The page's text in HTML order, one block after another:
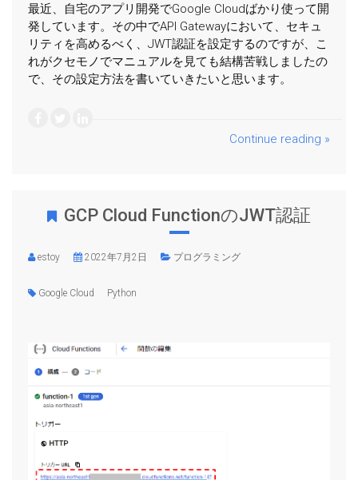
最近、自宅のアプリ開発でGoogle Cloudばかり使って開
発しています。その中でAPI Gatewayにおいて、セキュ
リティを高めるべく、JWT認証を設定するのですが、こ
れがクセモノでマニュアルを見ても結構苦戦しましたの
で、その設定方法を書いていきたいと思います。
Continue reading »
GCP Cloud FunctionのJWT認証
estoy 2022年7月2日 プログラミング
Google Cloud Python